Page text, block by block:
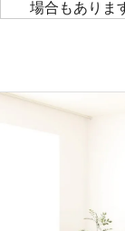
場合もあります